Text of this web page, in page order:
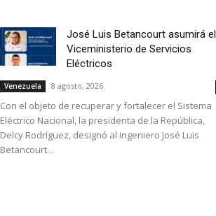
José Luis Betancourt asumirá el
Viceministerio de Servicios
Eléctricos
Venezuela 8 agosto, 2026
Con el objeto de recuperar y fortalecer el Sistema
Eléctrico Nacional, la presidenta de la República,
Delcy Rodríguez, designó al ingeniero José Luis
Betancourt...